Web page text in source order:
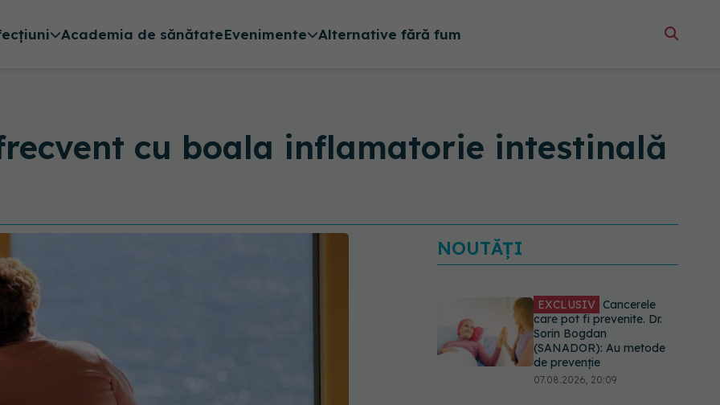
Academia de sănătateEvenimente Alternative fără fum
cu boala inflamatorie intestinală
NOUTĂȚI
EXCLUSIV Cancerele
care pot fi prevenite. Dr.
Sorin Bogdan
(SANADOR): Au metode
de prevenție
07.08.2026, 20:09